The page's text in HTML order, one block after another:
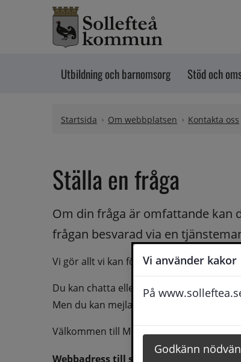
Vi använder kakor
På
Godkänn
Hoppa till innehåll
Utbildning och barnomsorg Stöd och
Startsida Om webbplatsen Kontakta oss
Ställa en fråga
Om din fråga är omfattande kan
frågan besvarad via en
Vi gör allt vi kan för att du ska få hjälp
Du kan chatta eller ringa oss med din
Men du kan mejla oss din fråga dygnt
Välkommen till Medborgarservice!
Webbadress till sidan som frågan berör